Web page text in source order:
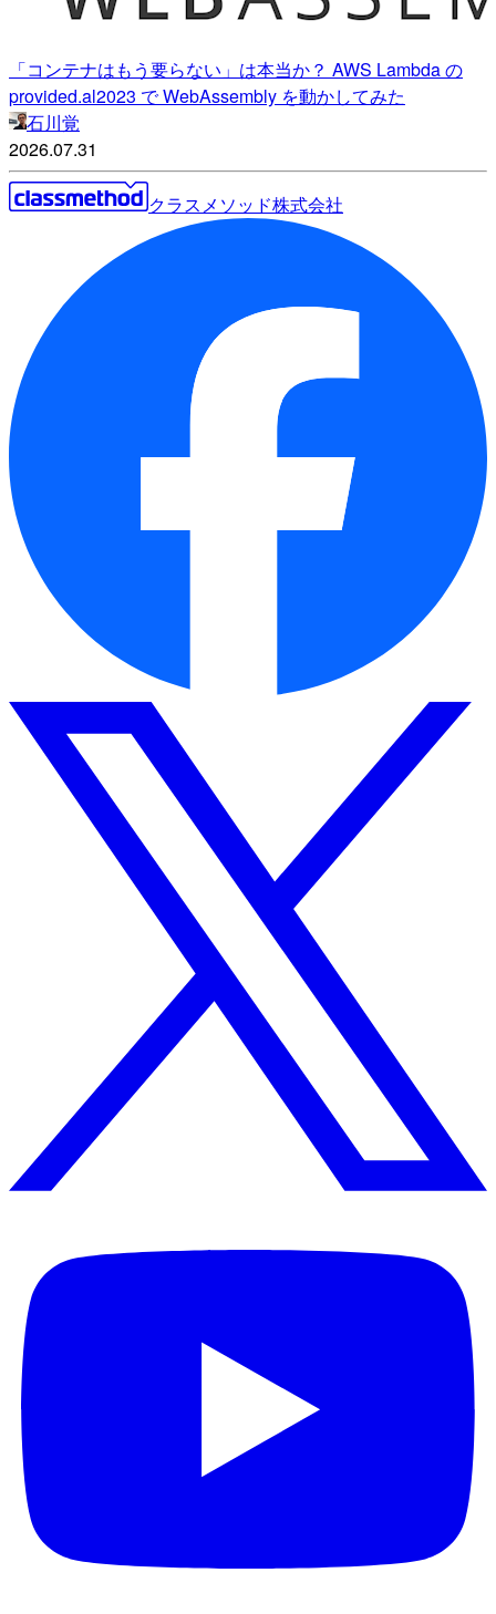
「コンテナはもう要らない」は本当か？ AWS Lambda の
provided.al2023 で WebAssembly を動かしてみた
石川覚
2026.07.31
クラスメソッド株式会社